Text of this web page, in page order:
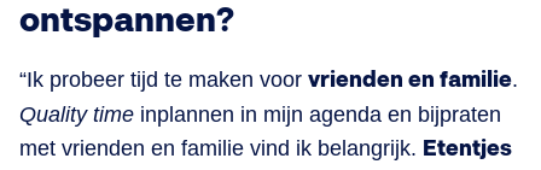
ontspannen?
“Ik probeer tijd te maken voor vrienden en familie.
Quality time inplannen in mijn agenda en bijpraten
met vrienden en familie vind ik belangrijk. Etentjes